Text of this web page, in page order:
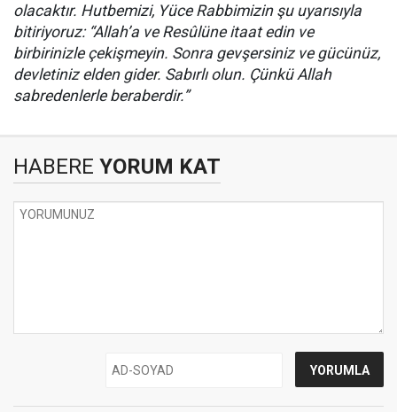
olacaktır. Hutbemizi, Yüce Rabbimizin şu uyarısıyla
bitiriyoruz: “Allah’a ve Resûlüne itaat edin ve
birbirinizle çekişmeyin. Sonra gevşersiniz ve gücünüz,
devletiniz elden gider. Sabırlı olun. Çünkü Allah
sabredenlerle beraberdir.”
HABERE YORUM KAT